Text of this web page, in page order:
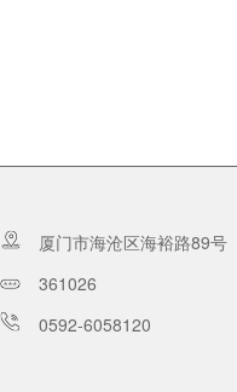
厦门市海沧区海裕路89号
361026
0592-6058120